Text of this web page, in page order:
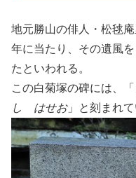
地元勝山の俳人・松毬
年に当たり、その遺風
たといわれる。
この白菊塚の碑には、「
し はせお」と刻まれて